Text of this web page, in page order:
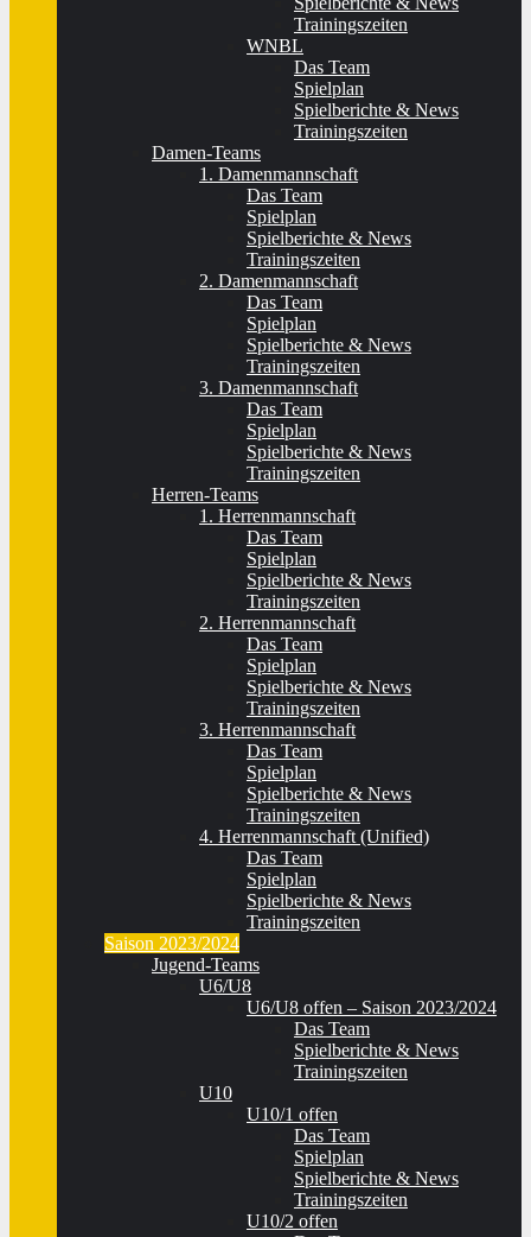
Trainingszeiten
WNBL
Das Team
Spielplan
Spielberichte & News
Trainingszeiten
Damen-Teams
1. Damenmannschaft
Das Team
Spielplan
Spielberichte & News
Trainingszeiten
2. Damenmannschaft
Das Team
Spielplan
Spielberichte & News
Trainingszeiten
3. Damenmannschaft
Das Team
Spielplan
Spielberichte & News
Trainingszeiten
Herren-Teams
1. Herrenmannschaft
Das Team
Spielplan
Spielberichte & News
Trainingszeiten
2. Herrenmannschaft
Das Team
Spielplan
Spielberichte & News
Trainingszeiten
3. Herrenmannschaft
Das Team
Spielplan
Spielberichte & News
Trainingszeiten
4. Herrenmannschaft (Unified)
Das Team
Spielplan
Spielberichte & News
Trainingszeiten
Saison 2023/2024
Jugend-Teams
U6/U8
U6/U8 offen – Saison 2023/2024
Das Team
Spielberichte & News
Trainingszeiten
U10
U10/1 offen
Das Team
Spielplan
Spielberichte & News
Trainingszeiten
U10/2 offen